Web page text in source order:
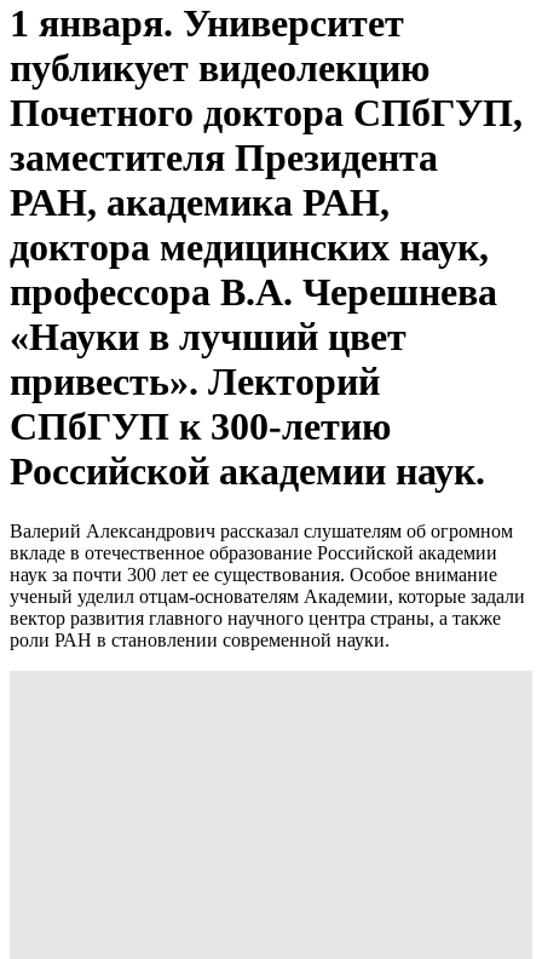
1 января. Университет
публикует видеолекцию
Почетного доктора СПбГУП,
заместителя Президента
РАН, академика РАН,
доктора медицинских наук,
профессора В.А. Черешнева
«Науки в лучший цвет
привесть». Лекторий
СПбГУП к 300-летию
Российской академии наук.
Валерий Александрович рассказал слушателям об огромном
вкладе в отечественное образование Российской академии
наук за почти 300 лет ее существования. Особое внимание
ученый уделил отцам-основателям Академии, которые задали
вектор развития главного научного центра страны, а также
роли РАН в становлении современной науки.